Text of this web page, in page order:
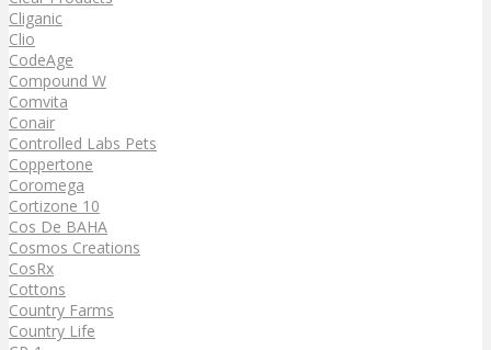
Cliganic
Clio
CodeAge
Compound W
Comvita
Conair
Controlled Labs Pets
Coppertone
Coromega
Cortizone 10
Cos De BAHA
Cosmos Creations
CosRx
Cottons
Country Farms
Country Life